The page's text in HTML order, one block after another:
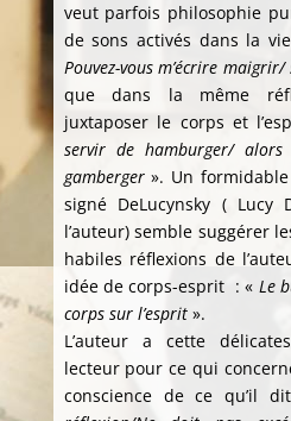
veut parfois philosophie
de sons activés dans la
Pouvez-vous m’écrire maigrir/
que dans la même
juxtaposer le corps et
servir de hamburger/
gamberger». Un
signé DeLucynsky ( Lucy
l’auteur) semble suggérer
habiles réflexions de
idée de corps-esprit : « Le
corps sur l’esprit».
L’auteur a cette
lecteur pour ce qui
conscience de ce qu’il